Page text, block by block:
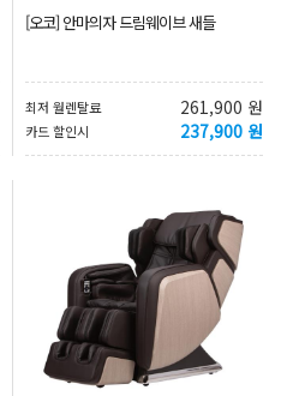
[오코] 안마의자 드림웨이브 새들
최저 월렌탈료 261,900 원
카드 할인시 237,900 원